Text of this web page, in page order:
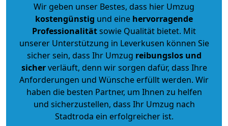
Wir geben unser Bestes, dass hier Umzug
kostengünstig und eine hervorragende
Professionalitätsowie Qualität bietet. Mit
unserer Unterstützung in Leverkusen können Sie
sicher sein, dass Ihr Umzug reibungslos und
sicherverläuft, denn wir sorgen dafür, dass Ihre
Anforderungen und Wünsche erfüllt werden. Wir
haben die besten Partner, um Ihnen zu helfen
und sicherzustellen, dass Ihr Umzug nach
Stadtroda ein erfolgreicher ist.